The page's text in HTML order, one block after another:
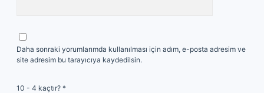
Daha sonraki yorumlarımda kullanılması için adım, e-posta adresim ve
site adresim bu tarayıcıya kaydedilsin.
10 - 4 kaçtır? *